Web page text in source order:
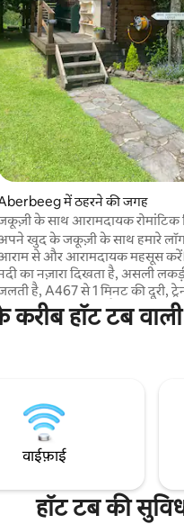
221 समीक्षाएँ
में ठहरने की जगह
के साथ आरामदायक रोमांटिक
खुद के जकूज़ी के साथ हमारे
से और आरामदायक महसूस
का नज़ारा दिखता है, असली
है, A467 से 1 मिनट की दूरी,
या 20 मिनट की पैदल दूरी,
पैदल चलने के बहुत सारे रास्ते,
दूरी पर है, बहुत स्वागत योग्य 😀 हम
बिना की गई किसी भी बुकिंग को
करीब हॉट टब
वाईफ़ाई
हॉट टब की